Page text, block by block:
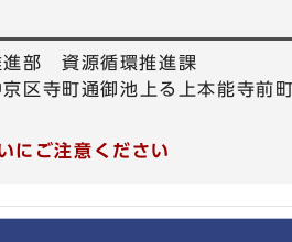
進部 資源循環推進課
寺町通御池上る上本能寺前
にご注意ください